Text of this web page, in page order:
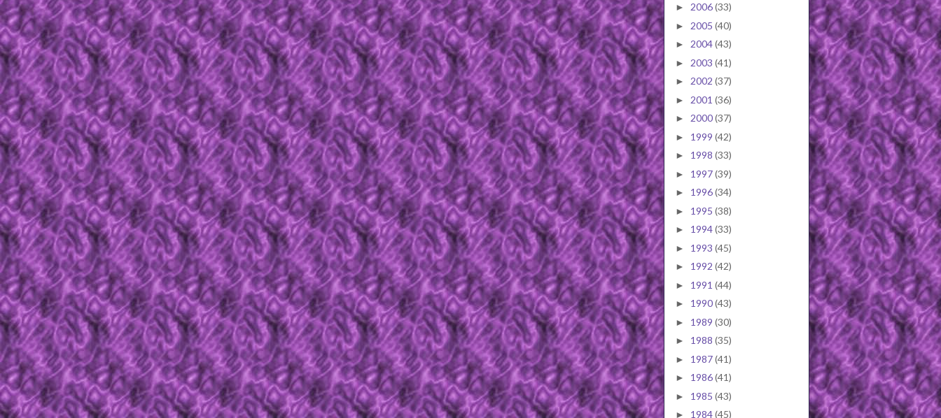
► 2006(33)
► 2005 (40)
► 2004(43)
► 2003 (41)
► 2002 (37)
► 2001 (36)
► 2000(37)
► 1999 (42)
► 1998 (33)
► 1997(39)
► 1996(34)
► 1995 (38)
► 1994(33)
► 1993 (45)
► 1992 (42)
► 1991 (44)
► 1990(43)
► 1989 (30)
► 1988 (35)
► 1987(41)
► 1986(41)
► 1985 (43)
► 1984(45)